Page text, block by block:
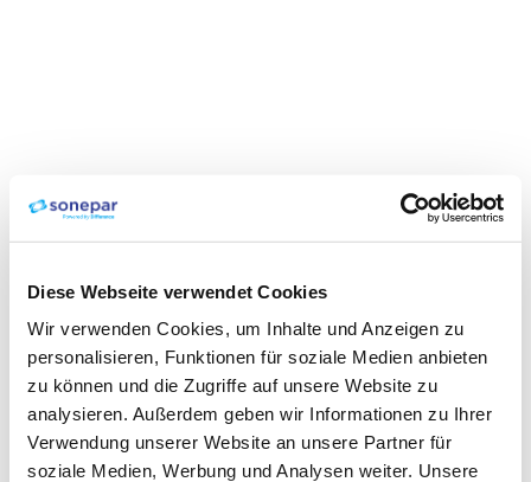
Diese Webseite verwendet Cookies
Wir verwenden Cookies, um Inhalte und Anzeigen zu
personalisieren, Funktionen für soziale Medien anbieten
zu können und die Zugriffe auf unsere Website zu
analysieren. Außerdem geben wir Informationen zu Ihrer
Verwendung unserer Website an unsere Partner für
soziale Medien, Werbung und Analysen weiter. Unsere